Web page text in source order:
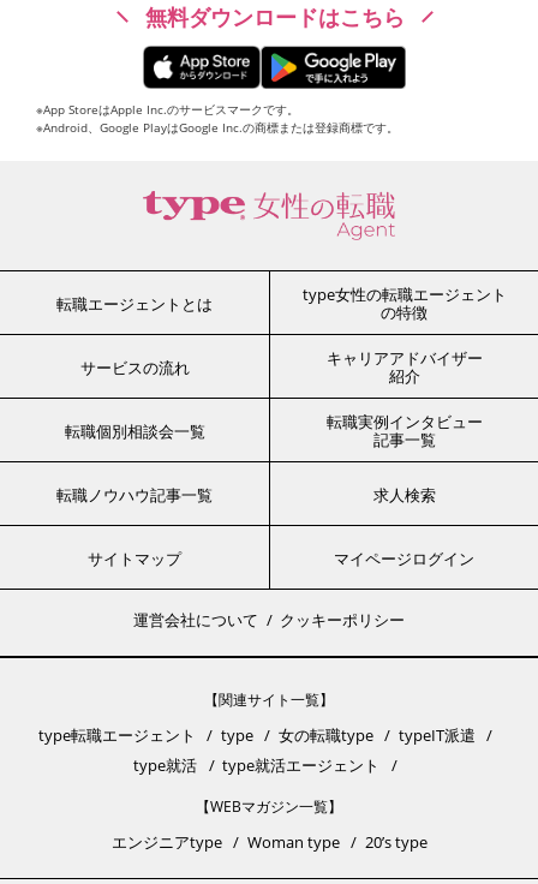
無料ダウンロードはこちら
※App StoreはApple Inc.のサービスマークです。
※Android、Google PlayはGoogle Inc.の商標または登録商標です。
転職エージェントとは
type女性の転職エージェント
の特徴
サービスの流れ
キャリアアドバイザー
紹介
転職個別相談会一覧
転職実例インタビュー
記事一覧
転職ノウハウ記事一覧 求人検索
サイトマップ マイページログイン
運営会社について クッキーポリシー
【関連サイト一覧】
type転職エージェント type 女の転職type
typeIT派遣
type就活
type就活エージェント
【WEBマガジン一覧】
エンジニアtype Woman type 20’s type